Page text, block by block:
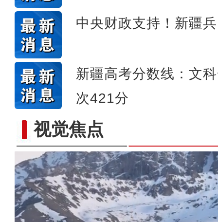
中央财政支持！新疆
新疆高考分数线：文
次421分
视觉焦点
【与你为邻】古巴歌手Lily